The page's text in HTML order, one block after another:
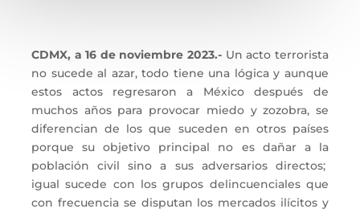
CDMX, a 16 de noviembre 2023.- Un acto terrorista
no sucede al azar, todo tiene una lógica y aunque
estos actos regresaron a México después de
muchos años para provocar miedo y zozobra, se
diferencian de los que suceden en otros países
porque su objetivo principal no es dañar a la
población civil sino a sus adversarios directos;
igual sucede con los grupos delincuenciales que
con frecuencia se disputan los mercados ilícitos y